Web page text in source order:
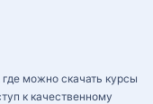
можно скачать курсы
к качественному